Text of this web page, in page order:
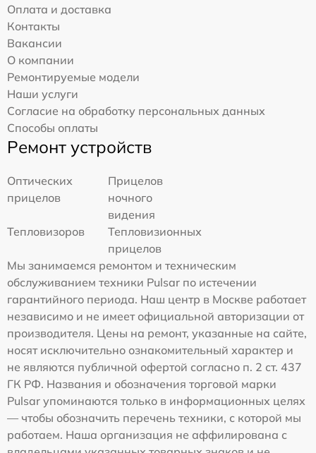
Оплата и доставка
Контакты
Вакансии
О компании
Ремонтируемые модели
Наши услуги
Согласие на обработку персональных данных
Способы оплаты
Ремонт устройств
Оптических
прицелов
Прицелов
ночного
видения
Тепловизоров
Тепловизионных
прицелов
Мы занимаемся ремонтом и техническим
обслуживанием техники Pulsar по истечении
гарантийного периода. Наш центр в Москве работает
независимо и не имеет официальной авторизации от
производителя. Цены на ремонт, указанные на сайте,
носят исключительно ознакомительный характер и
не являются публичной офертой согласно п. 2 ст. 437
ГК РФ. Названия и обозначения торговой марки
Pulsar упоминаются только в информационных целях
— чтобы обозначить перечень техники, с которой мы
работаем. Наша организация не аффилирована с